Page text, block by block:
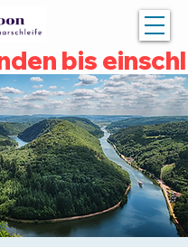
bis